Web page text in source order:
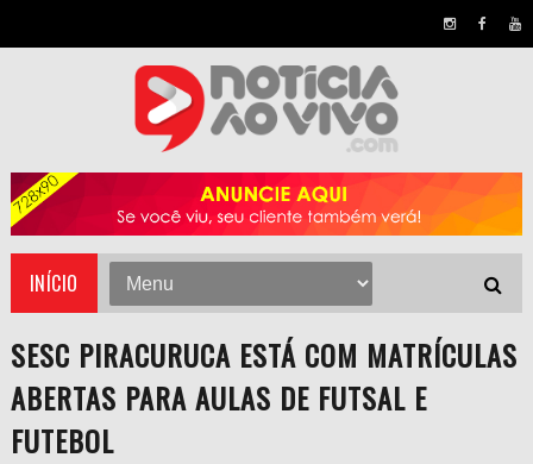
INÍCIO
SESC PIRACURUCA ESTÁ COM MATRÍCULAS
ABERTAS PARA AULAS DE FUTSAL E
FUTEBOL